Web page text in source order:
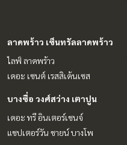
ลาดพร้าว เซ็นทรัลลาดพร้าว
ไลฟ์ ลาดพร้าว
เดอะ เซนต์ เรสสิเด้นเซส
บางซื่อ วงศ์สว่าง เตาปูน
เดอะ ทรี อินเตอร์เชนจ์
แชปเตอร์วัน ชายน์ บางโพ